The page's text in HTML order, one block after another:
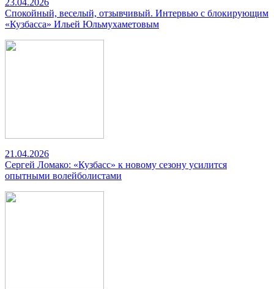
23.04.2026
Спокойный, веселый, отзывчивый. Интервью с блокирующим
«Кузбасса» Ильей Юльмухаметовым
21.04.2026
Сергей Ломако: «Кузбасс» к новому сезону усилится
опытными волейболистами